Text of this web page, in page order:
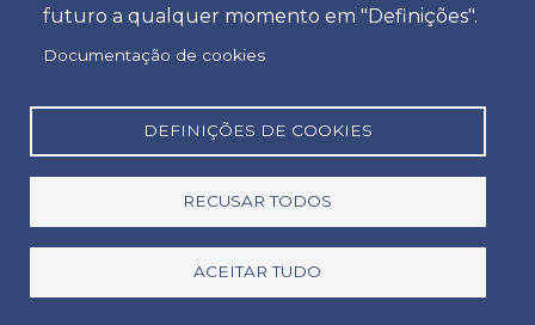
futuro a qualquer momento em "Definições".
Documentação de cookies
DEFINIÇÕES DE COOKIES
RECUSAR TODOS
ACEITAR TUDO
Dia
Hora
Hora